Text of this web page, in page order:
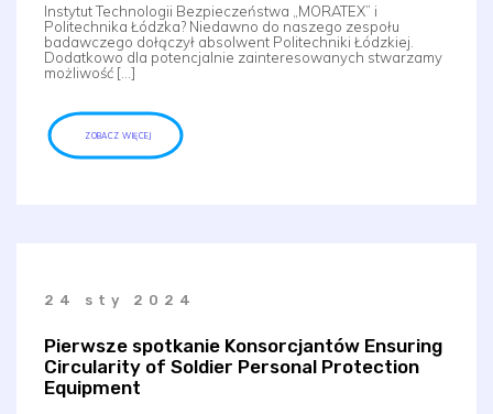
Instytut Technologii Bezpieczeństwa „MORATEX” i
Politechnika Łódzka? Niedawno do naszego zespołu
badawczego dołączył absolwent Politechniki Łódzkiej.
Dodatkowo dla potencjalnie zainteresowanych stwarzamy
możliwość […]
ZOBACZ WIĘCEJ
24 sty 2024
Pierwsze spotkanie Konsorcjantów Ensuring
Circularity of Soldier Personal Protection
Equipment